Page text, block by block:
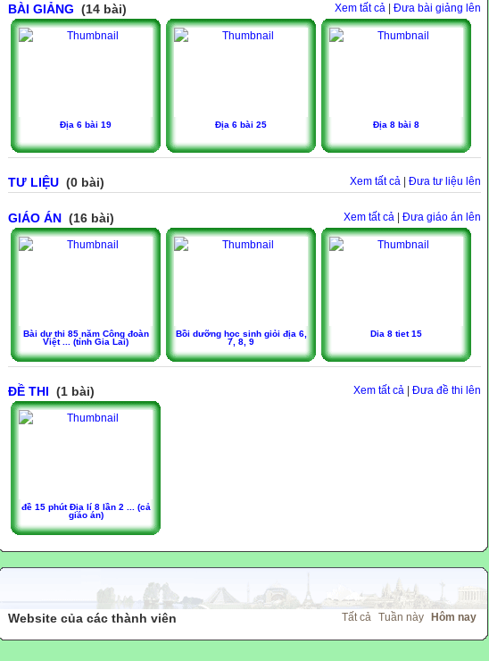
Xem tất cả | Đưa bài giảng lên
BÀI GIẢNG (14 bài)
Địa 6 bài 19 Địa 6 bài 25 Địa 8 bài 8
Xem tất cả Đưa tư liệu lên
TƯ LIỆU (0 bài)
Xem tất cả | Đưa giáo án lên
GIÁO ÁN (16 bài)
Bài dự thi 85 năm Công đoàn
Việt ... (tỉnh Gia Lai)
Bồi dưỡng học sinh giỏi địa 6,
7, 8, 9
Dia 8 tiet 15
Xem tất cả Đưa đề thi lên
ĐỀ THI (1 bài)
đề 15 phút Địa lí 8 lần 2 ... (cả
giáo án)
Tất cả Tuần này Hôm nay
Website của các thành viên